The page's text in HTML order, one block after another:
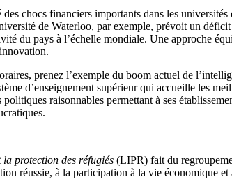
chocs financiers importants dans les
de Waterloo, par exemple, prévoit un
du pays à l’échelle mondiale. Une approche
prenez l’exemple du boom actuel de
d’enseignement supérieur qui accueille les
raisonnables permettant à ses
protection des réfugiés (LIPR) fait du
réussie, à la participation à la vie économique